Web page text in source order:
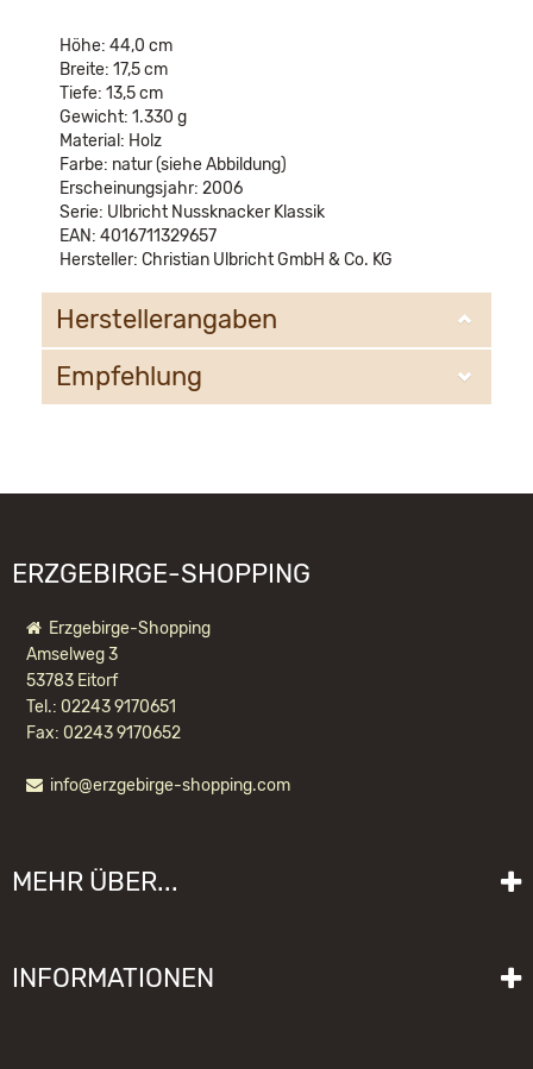
Höhe: 44,0 cm
Breite: 17,5 cm
Tiefe: 13,5 cm
Gewicht: 1.330 g
Material: Holz
Farbe: natur (siehe Abbildung)
Erscheinungsjahr: 2006
Serie: Ulbricht Nussknacker Klassik
EAN: 4016711329657
Hersteller: Christian Ulbricht GmbH & Co. KG
Herstellerangaben
Christian Ulbricht GmbH & Co. KG
Empfehlung
ERZGEBIRGE-SHOPPING
Erzgebirge-Shopping
Amselweg 3
53783 Eitorf
Tel.: 02243 9170651
Fax: 02243 9170652
info@erzgebirge-shopping.com
MEHR ÜBER...
Lieferzeit
INFORMATIONEN